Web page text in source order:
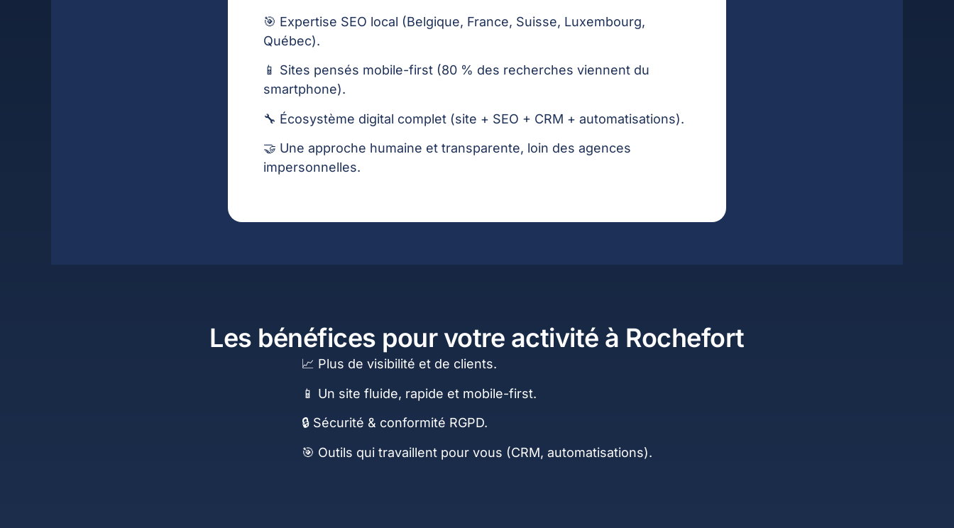
🎯 Expertise SEO local (Belgique, France, Suisse, Luxembourg,
Québec).
📱 Sites pensés mobile-first (80 % des recherches viennent du
smartphone).
🔧 Écosystème digital complet (site + SEO + CRM + automatisations).
🤝 Une approche humaine et transparente, loin des agences
impersonnelles.
Les bénéfices pour votre activité à Rochefort
📈 Plus de visibilité et de clients.
📱 Un site fluide, rapide et mobile-first.
🔒 Sécurité & conformité RGPD.
🎯 Outils qui travaillent pour vous (CRM, automatisations).